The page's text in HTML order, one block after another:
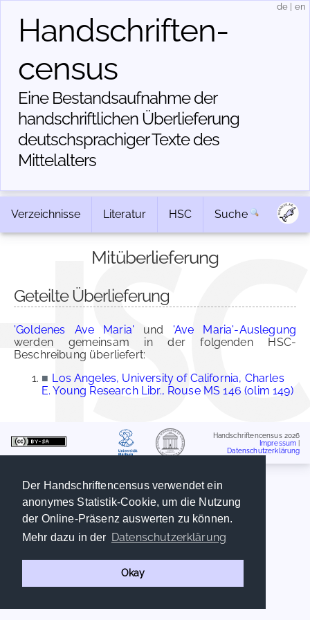
Der Handschriftencensus verwendet ein
anonymes Statistik-Cookie, um die Nutzung
der Online-Präsenz auswerten zu können.
Mehr dazu in der Datenschutzerklärung
Okay
Handschriften­
census
Eine Bestandsaufnahme der
handschriftlichen Über­lieferung
deutschsprachiger Texte des
Mittelalters
de en
Verzeichnisse Literatur HSC Suche
Mitüberlieferung
Geteilte Überlieferung
'Goldenes Ave Maria' und 'Ave Maria'-Auslegung
werden gemeinsam in der folgenden HSC-
Beschreibung überliefert:
■ Los Angeles, University of California, Charles
E. Young Research Libr., Rouse MS 146 (olim 149)
Handschriftencensus 2026
Impressum
Datenschutzerklärung